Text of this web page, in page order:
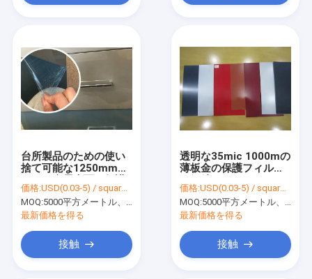
台所製品のための使い
捨て可能な1250mmの
フィルム
価格:USD(0.03-5) / square meter
MOQ:5000平方メートル、印刷を用いる10000平方メートル
最新価格を得る
接触
透明な35mic 1000mの
薄板金の保護フィルム
ムに電流を通した
価格:USD(0.03-5) / square meter
MOQ:5000平方メートル、印刷を用いる10000平方メートル
最新価格を得る
接触